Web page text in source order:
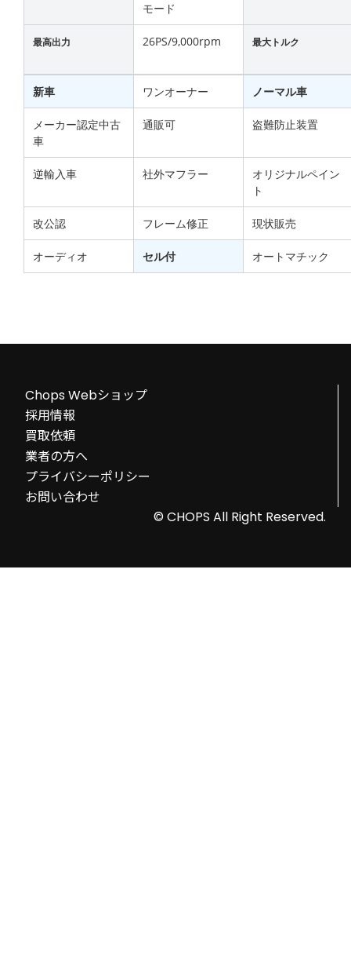
モード
最高出力 26PS/9,000rpm 最大トルク
新車 ワンオーナー ノーマル車
メーカー認定中古
車
通販可 盗難防止装置
逆輸入車 社外マフラー
オリジナルペイン
ト
改公認 フレーム修正 現状販売
オーディオ セル付 オートマチック
Chops Webショップ
採用情報
買取依頼
業者の方へ
プライバシーポリシー
お問い合わせ
© CHOPS All Right Reserved.